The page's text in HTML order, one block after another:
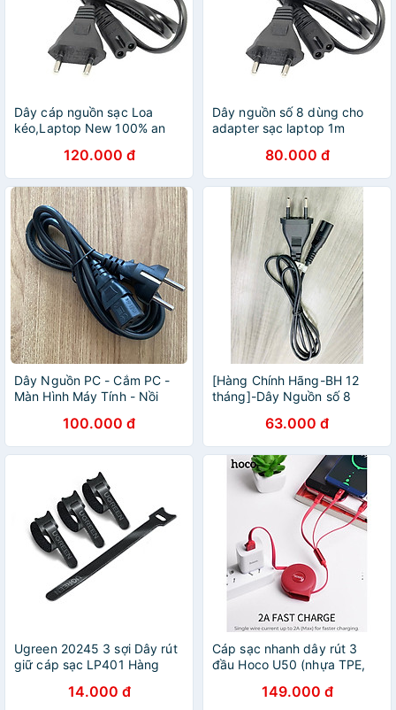
Dây cáp nguồn sạc Loa
kéo,Laptop New 100% an
120.000 đ
Dây nguồn số 8 dùng cho
adapter sạc laptop 1m
Hàng Nhập Khẩu
80.000 đ
Dây Nguồn PC - Cắm PC -
Màn Hình Máy Tính - Nồi
, màu Đen100.000 đ
[Hàng Chính Hãng-BH 12
tháng]-Dây Nguồn số 8
1.6m|Chuẩn Châu Âu
63.000 đ
Ugreen 20245 3 sợi Dây rút
giữ cáp sạc LP401 Hàng
14.000 đ
Cáp sạc nhanh dây rút 3
đầu Hoco U50 (nhựa TPE,
149.000 đ